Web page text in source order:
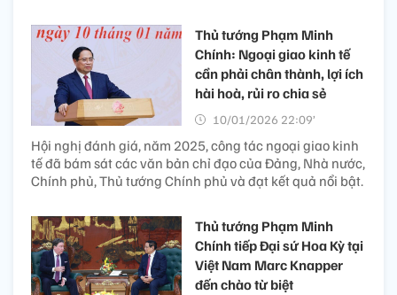
Thủ tướng Phạm Minh
Chính: Ngoại giao kinh tế
cần phải chân thành, lợi ích
hài hoà, rủi ro chia sẻ
10/01/2026 22:09’
Hội nghị đánh giá, năm 2025, công tác ngoại giao kinh
tế đã bám sát các văn bản chỉ đạo của Đảng, Nhà nước,
Chính phủ, Thủ tướng Chính phủ và đạt kết quả nổi bật.
Thủ tướng Phạm Minh
Chính tiếp Đại sứ Hoa Kỳ tại
Việt Nam Marc Knapper
đến chào từ biệt